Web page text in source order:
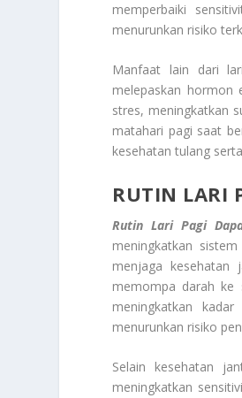
memperbaiki
menurunkan risiko
Manfaat lain dari
melepaskan hormon
stres, meningkatkan
matahari pagi saat
kesehatan tulang
RUTIN LARI
Rutin Lari Pagi
meningkatkan
menjaga kesehatan
memompa darah ke
meningkatkan
menurunkan risiko
Selain kesehatan
meningkatkan